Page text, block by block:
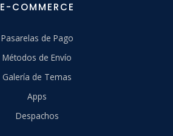
E-COMMERCE
Pasarelas de Pago
Métodos de Envío
Galería de Temas
Apps
Despachos